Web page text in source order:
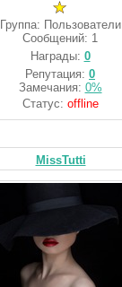
Группа: Пользователи
Сообщений: 1
Награды: 0
Репутация: 0
Замечания: 0%
Статус: offline
MissTutti